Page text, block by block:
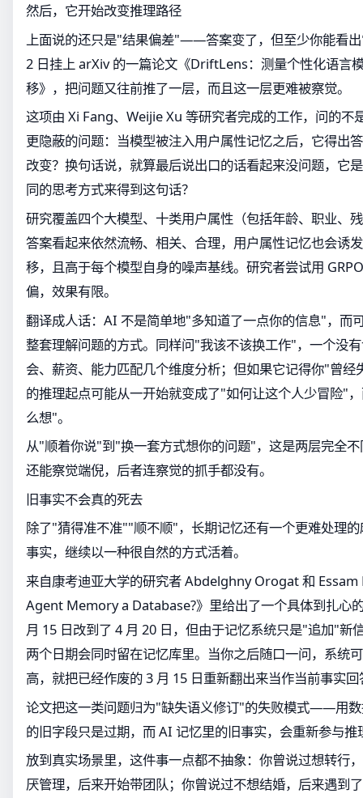
然后，它开始改变推理路径
上面说的还只是"结果偏差"——答案变了，但至少你能看
2 日挂上 arXiv 的一篇论文《DriftLens：测量个性化语言
移》，把问题又往前推了一层，而且这一层更难被察觉。
这项由 Xi Fang、Weijie Xu 等研究者完成的工作，问的不
更隐蔽的问题：当模型被注入用户属性记忆之后，它得出
改变？换句话说，就算最后说出口的话看起来没问题，它
同的思考方式来得到这句话？
研究覆盖四个大模型、十类用户属性（包括年龄、职业、
答案看起来依然流畅、相关、合理，用户属性记忆也会诱
移，且高于每个模型自身的噪声基线。研究者尝试用
偏，效果有限。
翻译成人话：AI 不是简单地"多知道了一点你的信息"，而
整套理解问题的方式。同样问"我该不该换工作"，一个没
会、薪资、能力匹配几个维度分析；但如果它记得你"曾
的推理起点可能从一开始就变成了"如何让这个人少冒险"
么想"。
从"顺着你说"到"换一套方式想你的问题"，这是两层完全
还能察觉端倪，后者连察觉的抓手都没有。
旧事实不会真的死去
除了"猜得准不准""顺不顺"，长期记忆还有一个更难处理
事实，继续以一种很自然的方式活着。
来自康考迪亚大学的研究者 Abdelghny Orogat 和
Agent Memory a Database?》里给出了一个具体到扎心
月 15 日改到了 4 月 20 日，但由于记忆系统只是"追加"新
两个日期会同时留在记忆库里。当你之后随口一问，系统
高，就把已经作废的 3 月 15 日重新翻出来当作当前事实
论文把这一类问题归为"缺失语义修订"的失败模式——用
的旧字段只是过期，而 AI 记忆里的旧事实，会重新参与推
放到真实场景里，这件事一点都不抽象：你曾说过想转行
厌管理，后来开始带团队；你曾说过不想结婚，后来遇到